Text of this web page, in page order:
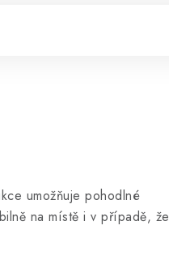
umožňuje pohodlné
na místě i v případě, že